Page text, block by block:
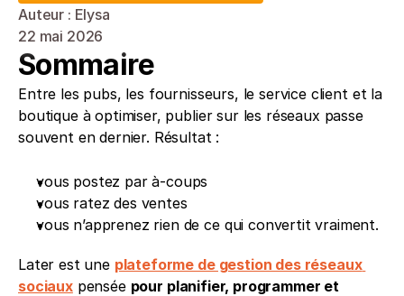
Auteur : Elysa
22 mai 2026
Sommaire
Entre les pubs, les fournisseurs, le service client et la
boutique à optimiser, publier sur les réseaux passe
souvent en dernier. Résultat :
vous postez par à-coups
vous ratez des ventes
vous n’apprenez rien de ce qui convertit vraiment.
Later est une plateforme de gestion des réseaux
sociaux pensée pour planifier, programmer et